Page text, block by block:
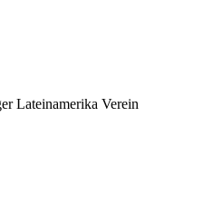
Lateinamerika Verein